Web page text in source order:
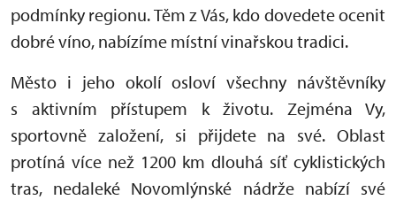
podmínky regionu. Těm z Vás, kdo dovedete ocenit
dobré víno, nabízíme místní vinařskou tradici.
Město i jeho okolí osloví všechny návštěvníky
s aktivním přístupem k životu. Zejména Vy,
sportovně založení, si přijdete na své. Oblast
protíná více než 1200 km dlouhá síť cyklistických
tras, nedaleké Novomlýnské nádrže nabízí své